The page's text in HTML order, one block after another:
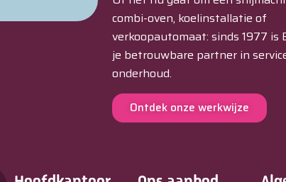
combi-oven, koelinstallatie of
verkoopautomaat: sinds 1977 is
je betrouwbare partner in
onderhoud.
Ontdek onze werkwijze